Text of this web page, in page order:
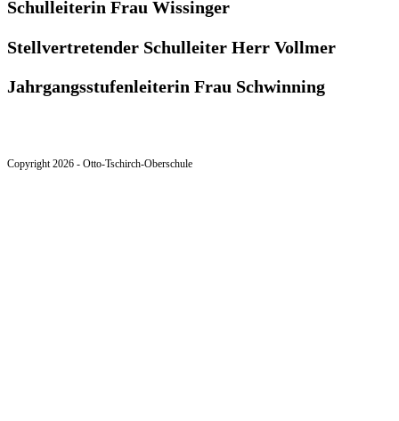
Schulleiterin Frau Wissinger
Stellvertretender Schulleiter Herr Vollmer
Jahrgangsstufenleiterin Frau Schwinning
Copyright 2026 - Otto-Tschirch-Oberschule